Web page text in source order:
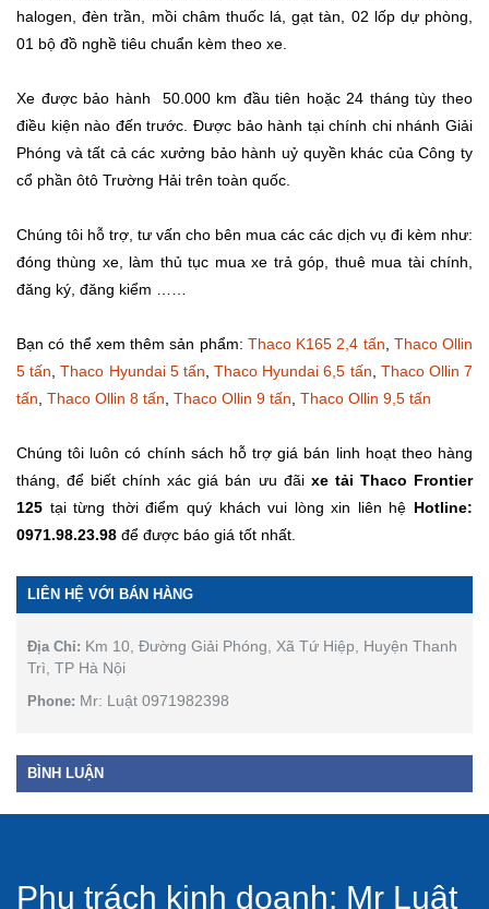
halogen, đèn trần, mồi châm thuốc lá, gạt tàn, 02 lốp dự phòng,
01 bộ đồ nghề tiêu chuẩn kèm theo xe.
Xe được bảo hành 50.000 km đầu tiên hoặc 24 tháng tùy theo
điều kiện nào đến trước. Được bảo hành tại chính chi nhánh Giải
Phóng và tất cả các xưởng bảo hành uỷ quyền khác của Công ty
cổ phần ôtô Trường Hải trên toàn quốc.
Chúng tôi hỗ trợ, tư vấn cho bên mua các các dịch vụ đi kèm như:
đóng thùng xe, làm thủ tục mua xe trả góp, thuê mua tài chính,
đăng ký, đăng kiểm ……
Bạn có thể xem thêm sản phẩm: Thaco K165 2,4 tấn Thaco Ollin
5 tấn ,Thaco Hyundai 5 tấn ,Thaco Hyundai 6,5 tấn Thaco Ollin 7
tấn Thaco Ollin 8 tấn Thaco Ollin 9 tấn Thaco Ollin 9,5 tấn
Chúng tôi luôn có chính sách hỗ trợ giá bán linh hoạt theo hàng
tháng, để biết chính xác giá bán ưu đãixe tải Thaco Frontier
125 tại từng thời điểm quý khách vui lòng xin liên hệ Hotline:
0971.98.23.98 để được báo giá tốt nhất.
LIÊN HỆ VỚI BÁN HÀNG
Địa Chỉ: Km 10, Đường Giải Phóng, Xã Tứ Hiệp, Huyện Thanh
Trì, TP Hà Nội
Phone: Mr: Luật 0971982398
BÌNH LUẬN
Phụ trách kinh doanh: Mr Luật